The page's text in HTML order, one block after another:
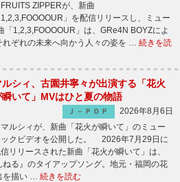
ZIPPERが、新曲
1,2,3,FOOOOUR」を配信リリースし、ミュー
1,2,3,FOOOOUR」は、GRe4N BOYZによ
れぞれの未来へ向かう人々の姿を … 続きを読
ルシィ、古園井寧々が出演する「花火
瞬いて」MVはひと夏の物語
Ｊ－ＰＯＰ
2026年8月6日
ルシィが、新曲「花火が瞬いて」のミュー
ックビデオを公開した。 2026年7月29日に
リリースされた新曲「花火が瞬いて」は、
る』のタイアップソング。地元・福岡の花
を描い … 続きを読む